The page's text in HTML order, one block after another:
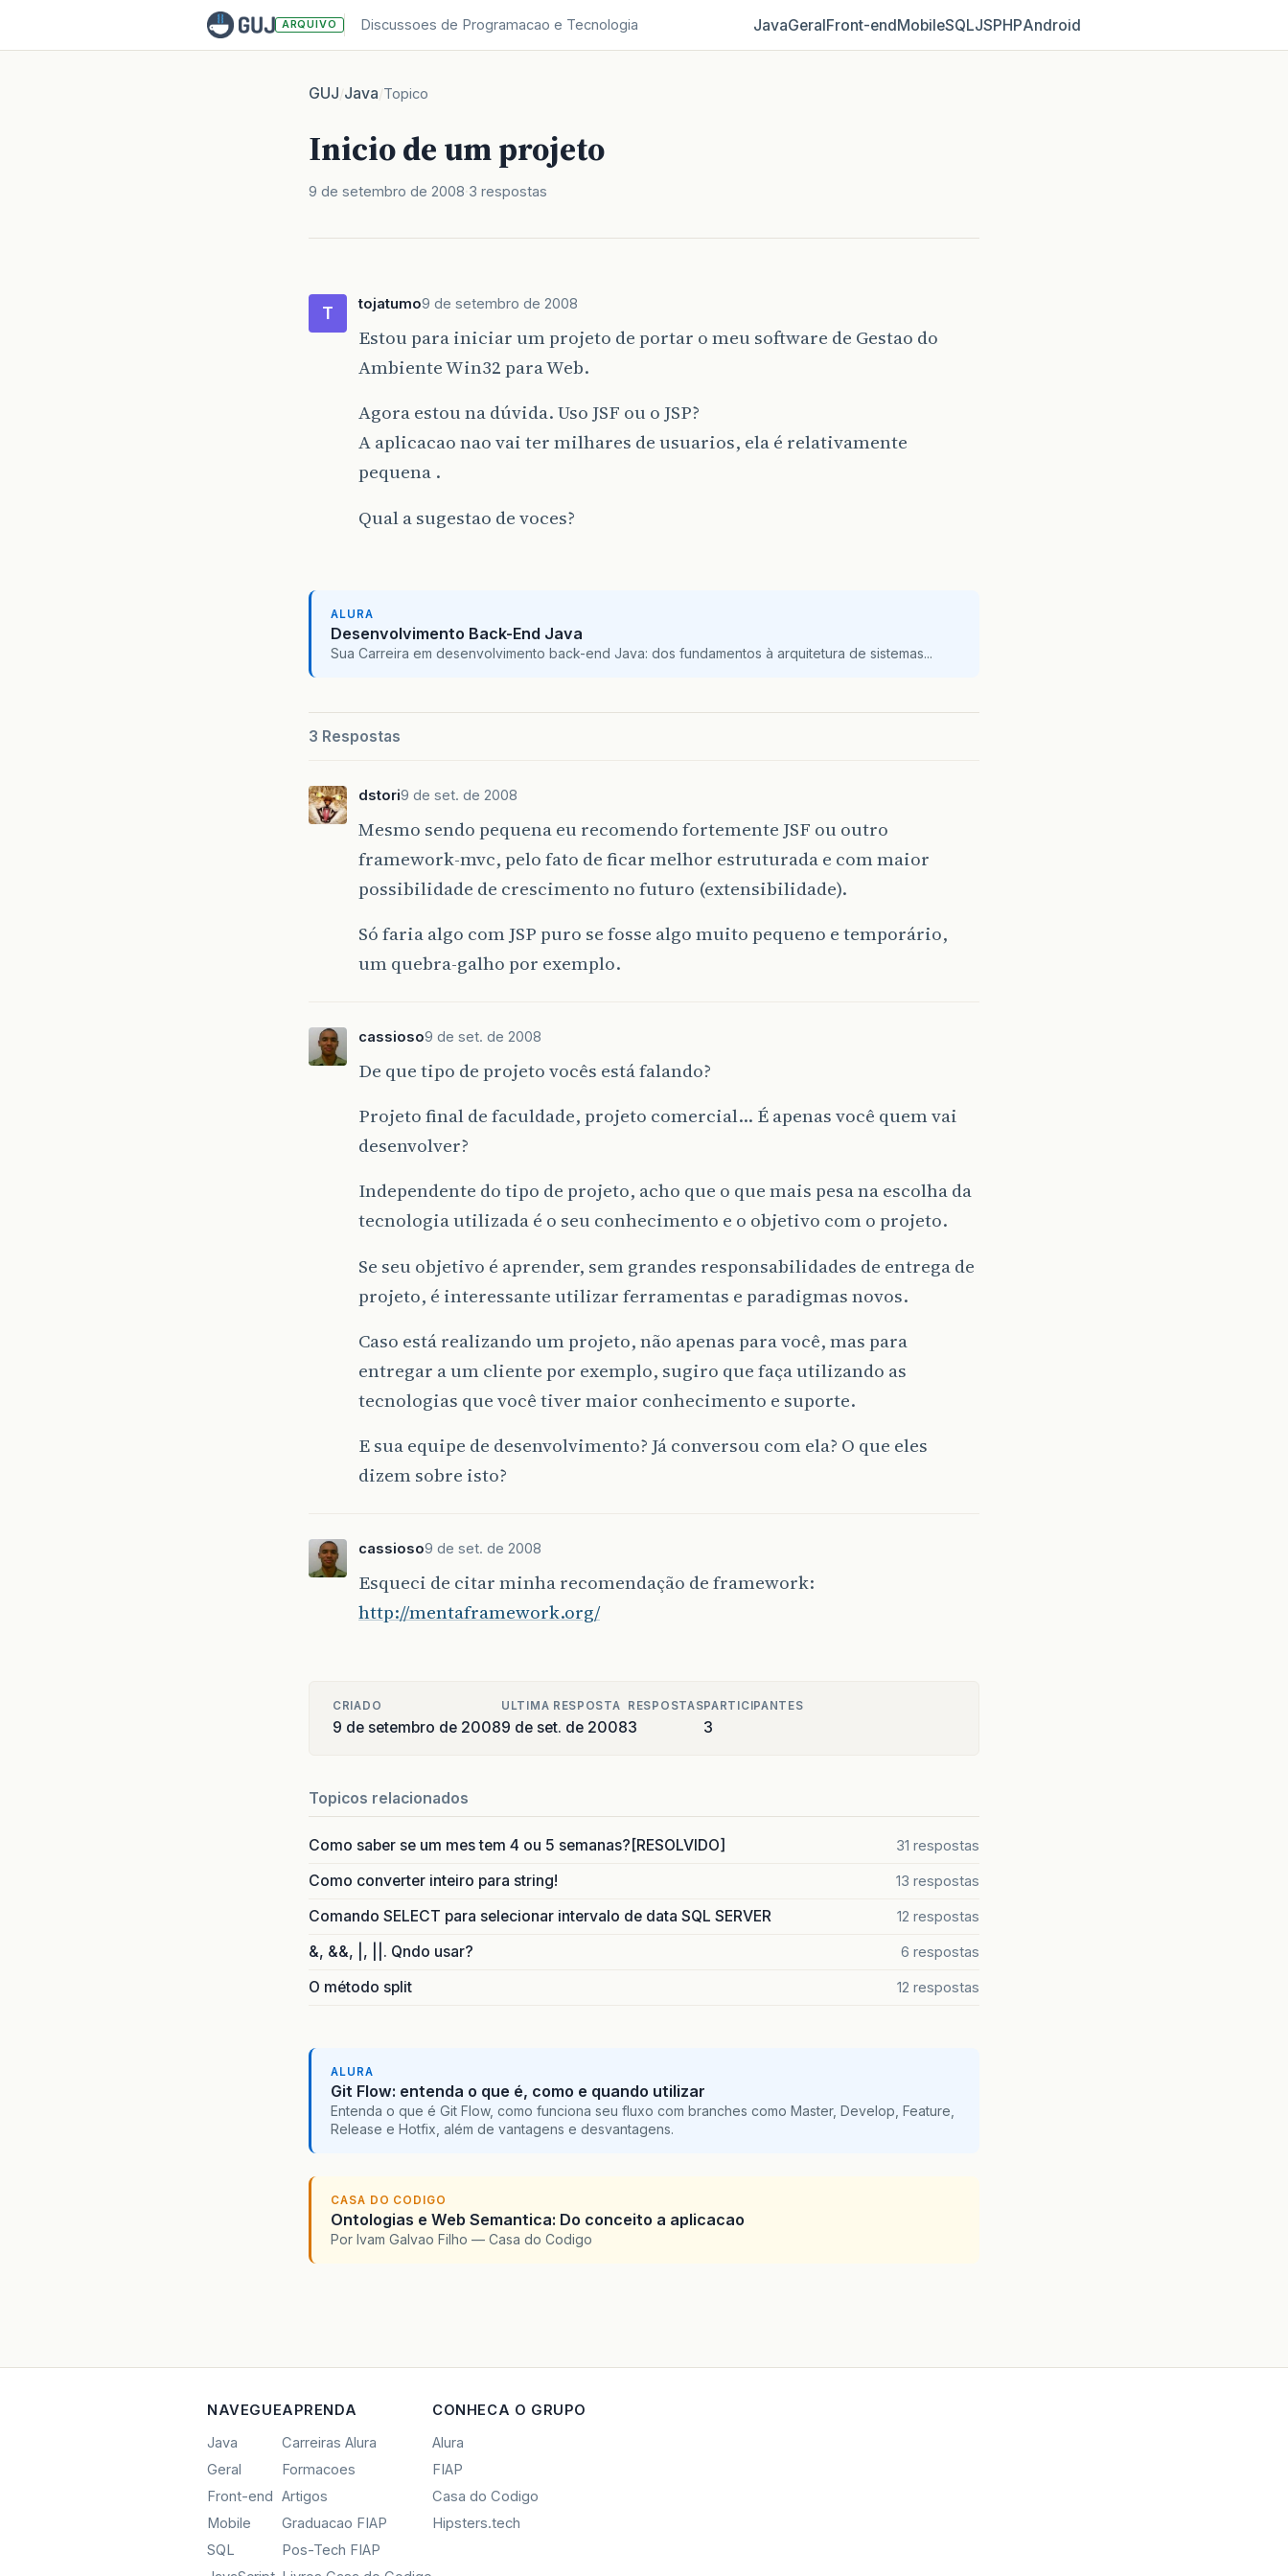
ARQUIVO Discussoes de Programacao e Tecnologia JavaGeralFront‑endMobileSQLJSPHPAndroid
GUJ/Java/Topico
Inicio de um projeto
9 de setembro de 2008 3 respostas
T tojatumo9 de setembro de 2008
Estou para iniciar um projeto de portar o meu software de Gestao do
Ambiente Win32 para Web.
Agora estou na dúvida. Uso JSF ou o JSP?
A aplicacao nao vai ter milhares de usuarios, ela é relativamente
pequena .
Qual a sugestao de voces?
ALURA
Desenvolvimento Back-End Java
Sua Carreira em desenvolvimento back-end Java: dos fundamentos à arquitetura de sistemas...
3 Respostas
dstori9 de set. de 2008
Mesmo sendo pequena eu recomendo fortemente JSF ou outro
framework-mvc, pelo fato de ficar melhor estruturada e com maior
possibilidade de crescimento no futuro (extensibilidade).
Só faria algo com JSP puro se fosse algo muito pequeno e temporário,
um quebra-galho por exemplo.
cassioso9 de set. de 2008
De que tipo de projeto vocês está falando?
Projeto final de faculdade, projeto comercial… É apenas você quem vai
desenvolver?
Independente do tipo de projeto, acho que o que mais pesa na escolha da
tecnologia utilizada é o seu conhecimento e o objetivo com o projeto.
Se seu objetivo é aprender, sem grandes responsabilidades de entrega de
projeto, é interessante utilizar ferramentas e paradigmas novos.
Caso está realizando um projeto, não apenas para você, mas para
entregar a um cliente por exemplo, sugiro que faça utilizando as
tecnologias que você tiver maior conhecimento e suporte.
E sua equipe de desenvolvimento? Já conversou com ela? O que eles
dizem sobre isto?
cassioso9 de set. de 2008
Esqueci de citar minha recomendação de framework:
http://mentaframework.org/
CRIADO
9 de setembro de 2008
ULTIMA RESPOSTA
9 de set. de 2008
RESPOSTAS
3
PARTICIPANTES
3
Topicos relacionados
Como saber se um mes tem 4 ou 5 semanas?[RESOLVIDO] 31 respostas
Como converter inteiro para string! 13 respostas
Comando SELECT para selecionar intervalo de data SQL SERVER 12 respostas
&, &&, |, ||. Qndo usar? 6 respostas
O método split 12 respostas
ALURA
Git Flow: entenda o que é, como e quando utilizar
Entenda o que é Git Flow, como funciona seu fluxo com branches como Master, Develop, Feature,
Release e Hotfix, além de vantagens e desvantagens.
CASA DO CODIGO
Ontologias e Web Semantica: Do conceito a aplicacao
Por Ivam Galvao Filho — Casa do Codigo
NAVEGUE
Java
Geral
Front-end
Mobile
SQL
APRENDA
Carreiras Alura
Formacoes
Artigos
Graduacao FIAP
Pos-Tech FIAP
CONHECA O GRUPO
Alura
FIAP
Casa do Codigo
Hipsters.tech